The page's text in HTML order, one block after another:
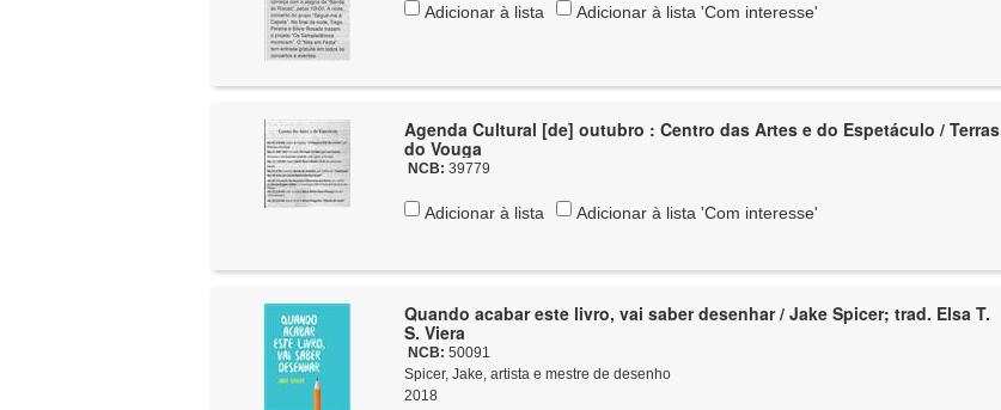
Adicionar à lista Adicionar à lista 'Com interesse'
Agenda Cultural [de] outubro : Centro das Artes e do Espetáculo / Terras
do Vouga
NCB:39779
Adicionar à lista Adicionar à lista 'Com interesse'
Quando acabar este livro, vai saber desenhar / Jake Spicer; trad. Elsa T.
S. Viera
NCB:50091
Spicer, Jake, artista e mestre de desenho
2018